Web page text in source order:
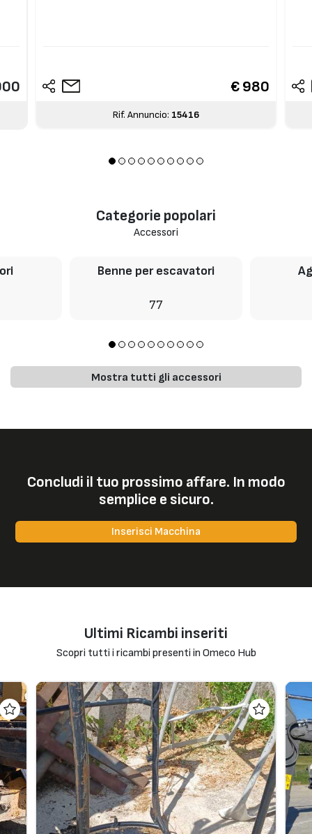
€ 980
Rif. Annuncio: 15416
Categorie popolari
Accessori
Benne per escavatori
77
Mostra tutti gli accessori
Concludi il tuo prossimo affare. In modo
semplice e sicuro.
Inserisci Macchina
Ultimi Ricambi inseriti
Scopri tutti i ricambi presenti in Omeco Hub